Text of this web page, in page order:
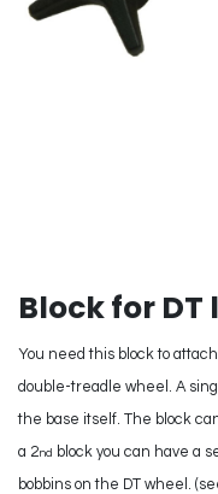
Block for
You need this block to
double-treadle wheel. A
the base itself. The block
a 2nd block you can have a
bobbins on the DT wheel.